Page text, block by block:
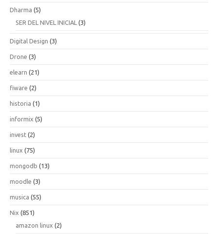
Dharma (5)
SER DEL NIVEL INICIAL (3)
Digital Design (3)
Drone (3)
elearn (21)
fiware (2)
historia (1)
informix (5)
invest (2)
linux (75)
mongodb (13)
moodle (3)
musica (55)
Nix (851)
amazon linux (2)